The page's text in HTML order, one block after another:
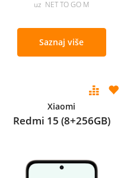
uz NET TO GO M
Saznaj više
Xiaomi
Redmi 15 (8+256GB)